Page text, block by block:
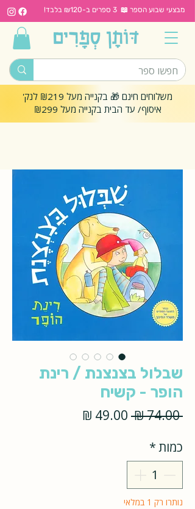
מבצעי שבוע הספר 📖 3 ספרים ב-₪120 בלבד!
משלוחים חינם 🎁 בקנייה מעל ₪219 לנק'
איסוף/ עד הבית בקנייה מעל ₪299
שבלול בצנצנת / רינת
הופר - קשיח
‏74.00 ‏₪
מחיר
כמות*
נותרו רק 1 במלאי